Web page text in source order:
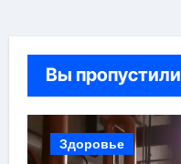
Вы пропустили
Здоровье